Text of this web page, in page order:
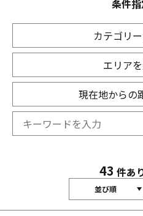
条件
カテゴリ
エリア
現在地からの
43 件あ
並び順